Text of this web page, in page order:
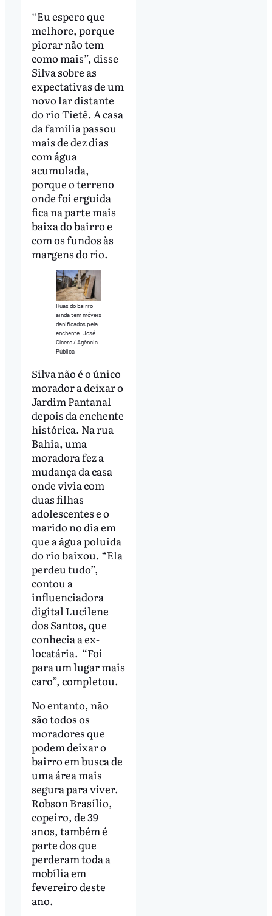
“Eu espero que
melhore, porque
piorar não tem
como mais”, disse
Silva sobre as
expectativas de um
novo lar distante
do rio Tietê. A casa
da família passou
mais de dez dias
com água
acumulada,
porque o terreno
onde foi erguida
fica na parte mais
baixa do bairro e
com os fundos às
margens do rio.
Ruas do bairro
ainda têm móveis
danificados pela
enchente. José
Cícero / Agência
Pública
Silva não é o único
morador a deixar o
Jardim Pantanal
depois da enchente
histórica. Na rua
Bahia, uma
moradora fez a
mudança da casa
onde vivia com
duas filhas
adolescentes e o
marido no dia em
que a água poluída
do rio baixou. “Ela
perdeu tudo”,
contou a
influenciadora
digital Lucilene
dos Santos, que
conhecia a ex-
locatária. “Foi
para um lugar mais
caro”, completou.
No entanto, não
são todos os
moradores que
podem deixar o
bairro em busca de
uma área mais
segura para viver.
Robson Brasílio,
copeiro, de 39
anos, também é
parte dos que
perderam toda a
mobília em
fevereiro deste
ano.